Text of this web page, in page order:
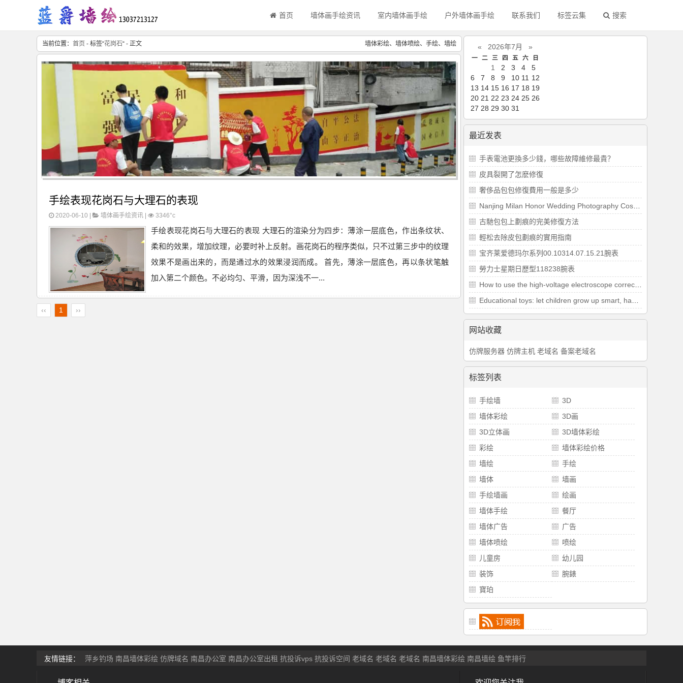
首页 墙体画手绘资讯 室内墙体画手绘 户外墙体画手绘 联系我们 标签云集 搜索
当前位置： 首页 - 标签“花岗石“ - 正文 墙体彩绘、墙体喷绘、手绘、墙绘
手绘表现花岗石与大理石的表现
2020-06-10 | 墙体画手绘资讯 | 3346°c
手绘表现花岗石与大理石的表现 大理石的渲染分为四步：薄涂一层底色，作出条纹状、
柔和的效果，增加纹理，必要时补上反射。画花岗石的程序类似，只不过第三步中的纹理
效果不是画出来的，而是通过水的效果浸润而成。 首先，薄涂一层底色，再以条状笔触
加入第二个颜色。不必均匀、平滑，因为深浅不一...
‹‹ 1 ››
« 2026年7月 »
一 二 三 四 五 六 日
1 2 3 4
5
6
7 8 9 10 11 12
13 14 15 16 17 18 19
20 21 22 23 24 25 26
27 28 29 30 31
最近发表
​手表電池更換多少錢，哪些故障維修最貴？
​皮具裂開了怎麽修復
​奢侈品包包修復費用一般是多少
古馳包包上劃痕的完美修復方法
​輕松去除皮包劃痕的實用指南
宝齐莱爱德玛尔系列00.10314.07.15.21腕表
勞力士星期日歷型118238腕表
网站收藏
仿牌服务器 仿牌主机 老域名 备案老域名
标签列表
手绘墙
3D
墙体彩绘
3D画
3D立体画
3D墙体彩绘
彩绘
墙体彩绘价格
墙绘
手绘
墙体
墙画
手绘墙画
绘画
墙体手绘
餐厅
墙体广告
广告
墙体喷绘
喷绘
儿童房
幼儿园
装饰
腕錶
寶珀
友情链接： 萍乡钓场 南昌墙体彩绘 仿牌域名 南昌办公室 南昌办公室出租 抗投诉vps 抗投诉空间 老域名 老域名 老域名 南昌墙体彩绘 南昌墙绘 鱼竿排行